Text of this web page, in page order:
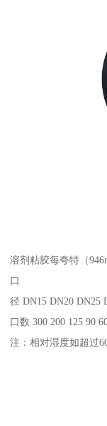
溶剂粘胶每夸特（
口
径 DN15 DN20 DN25
口数 300 200 125 90
注：相对湿度如超过